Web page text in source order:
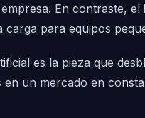
En contraste, el
para equipos
es la pieza que
un mercado en